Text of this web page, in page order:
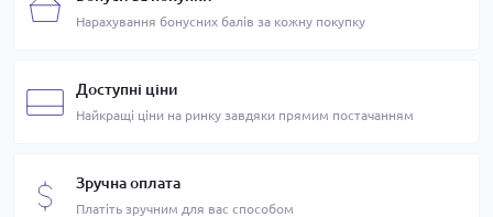
Нарахування бонусних балів за кожну покупку
Доступні ціни
Найкращі ціни на ринку завдяки прямим постачанням
Зручна оплата
Платіть зручним для вас способом